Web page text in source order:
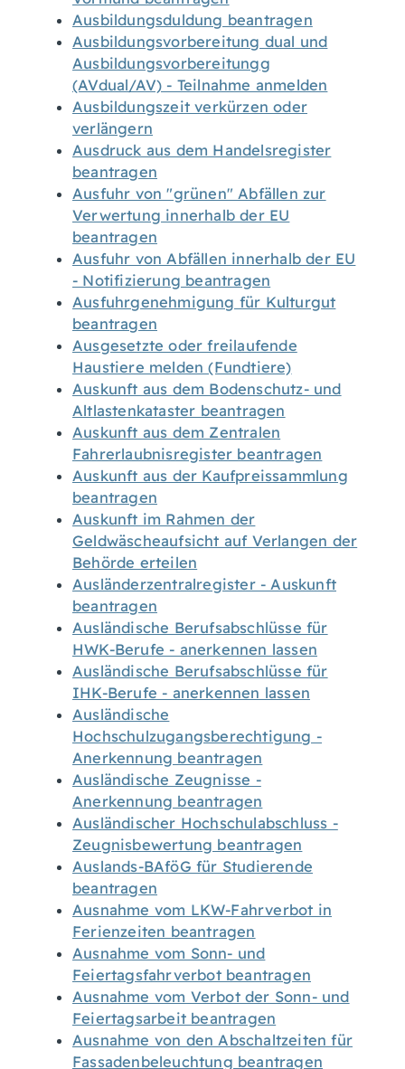
Ausbildungsduldung beantragen
Ausbildungsvorbereitung dual und
Ausbildungsvorbereitungg
(AVdual/AV) - Teilnahme anmelden
Ausbildungszeit verkürzen oder
verlängern
Ausdruck aus dem Handelsregister
beantragen
Ausfuhr von "grünen" Abfällen zur
Verwertung innerhalb der EU
beantragen
Ausfuhr von Abfällen innerhalb der EU
- Notifizierung beantragen
Ausfuhrgenehmigung für Kulturgut
beantragen
Ausgesetzte oder freilaufende
Haustiere melden (Fundtiere)
Auskunft aus dem Bodenschutz- und
Altlastenkataster beantragen
Auskunft aus dem Zentralen
Fahrerlaubnisregister beantragen
Auskunft aus der Kaufpreissammlung
beantragen
Auskunft im Rahmen der
Geldwäscheaufsicht auf Verlangen der
Behörde erteilen
Ausländerzentralregister - Auskunft
beantragen
Ausländische Berufsabschlüsse für
HWK-Berufe - anerkennen lassen
Ausländische Berufsabschlüsse für
IHK-Berufe - anerkennen lassen
Ausländische
Hochschulzugangsberechtigung -
Anerkennung beantragen
Ausländische Zeugnisse -
Anerkennung beantragen
Ausländischer Hochschulabschluss -
Zeugnisbewertung beantragen
Auslands-BAföG für Studierende
beantragen
Ausnahme vom LKW-Fahrverbot in
Ferienzeiten beantragen
Ausnahme vom Sonn- und
Feiertagsfahrverbot beantragen
Ausnahme vom Verbot der Sonn- und
Feiertagsarbeit beantragen
Ausnahme von den Abschaltzeiten für
Fassadenbeleuchtung beantragen